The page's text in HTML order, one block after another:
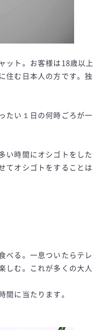
ット。お客様は18歳以
住む日本人の方です。
たい１日の何時ごろが
い時間にオシゴトをし
てオシゴトをすること
べる。一息ついたらテ
しむ。これが多くの大
間に当たります。